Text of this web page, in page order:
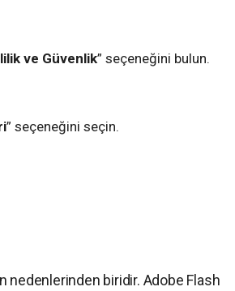
ve Güvenlik” seçeneğini bulun.
” seçeneğini seçin.
nedenlerinden biridir. Adobe Flash